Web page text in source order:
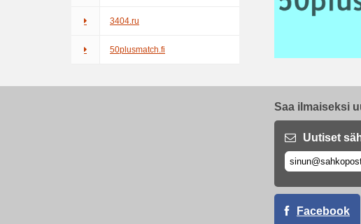
3404.ru
50plusmatch.fi
Saa ilmaiseksi
Uutiset
Facebook